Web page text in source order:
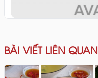
BÀI VIẾT LIÊN QUAN